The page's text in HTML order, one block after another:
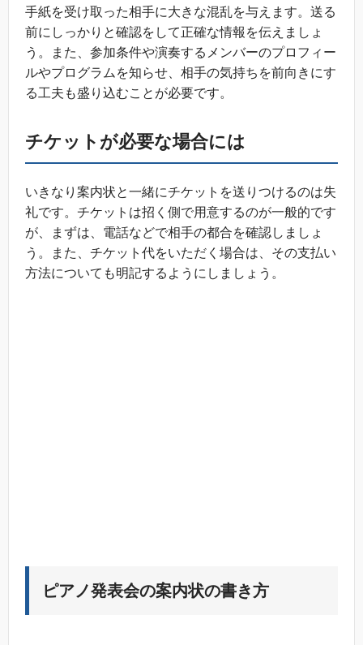
手紙を受け取った相手に大きな混乱を与えます。送る
前にしっかりと確認をして正確な情報を伝えましょ
う。また、参加条件や演奏するメンバーのプロフィー
ルやプログラムを知らせ、相手の気持ちを前向きにす
る工夫も盛り込むことが必要です。
チケットが必要な場合には
いきなり案内状と一緒にチケットを送りつけるのは失
礼です。チケットは招く側で用意するのが一般的です
が、まずは、電話などで相手の都合を確認しましょ
う。また、チケット代をいただく場合は、その支払い
方法についても明記するようにしましょう。
ピアノ発表会の案内状の書き方